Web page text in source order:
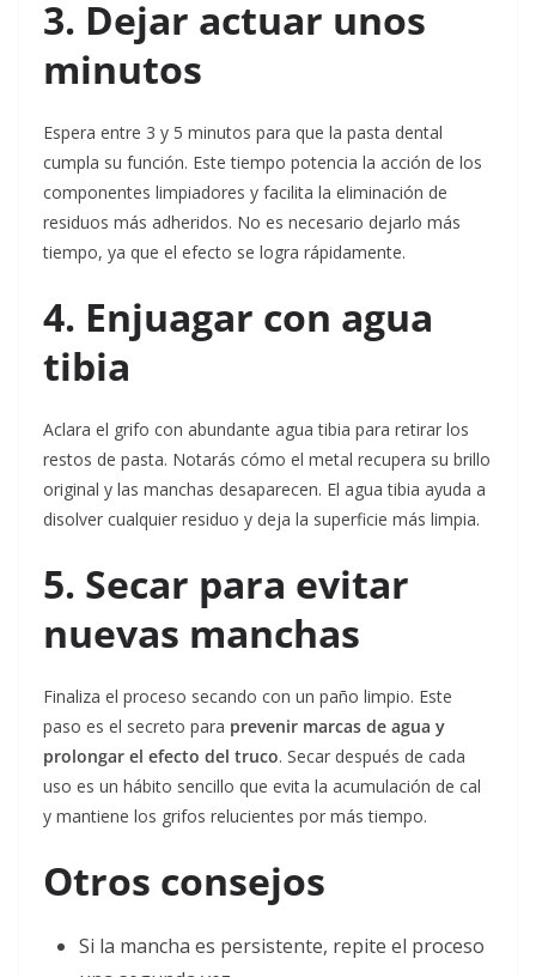
3. Dejar actuar unos
minutos
Espera entre 3 y 5 minutos para que la pasta dental
cumpla su función. Este tiempo potencia la acción de los
componentes limpiadores y facilita la eliminación de
residuos más adheridos. No es necesario dejarlo más
tiempo, ya que el efecto se logra rápidamente.
4. Enjuagar con agua
tibia
Aclara el grifo con abundante agua tibia para retirar los
restos de pasta. Notarás cómo el metal recupera su brillo
original y las manchas desaparecen. El agua tibia ayuda a
disolver cualquier residuo y deja la superficie más limpia.
5. Secar para evitar
nuevas manchas
Finaliza el proceso secando con un paño limpio. Este
paso es el secreto para prevenir marcas de agua y
prolongar el efecto del truco. Secar después de cada
uso es un hábito sencillo que evita la acumulación de cal
y mantiene los grifos relucientes por más tiempo.
Otros consejos
Si la mancha es persistente, repite el proceso